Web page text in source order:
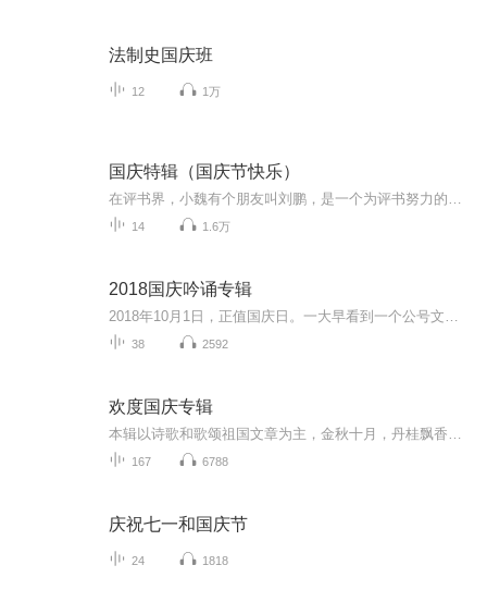
法制史国庆班
12 1万
国庆特辑（国庆节快乐）
14 1.6万
2018国庆吟诵专辑
38 2592
欢度国庆专辑
167 6788
庆祝七一和国庆节
24 1818